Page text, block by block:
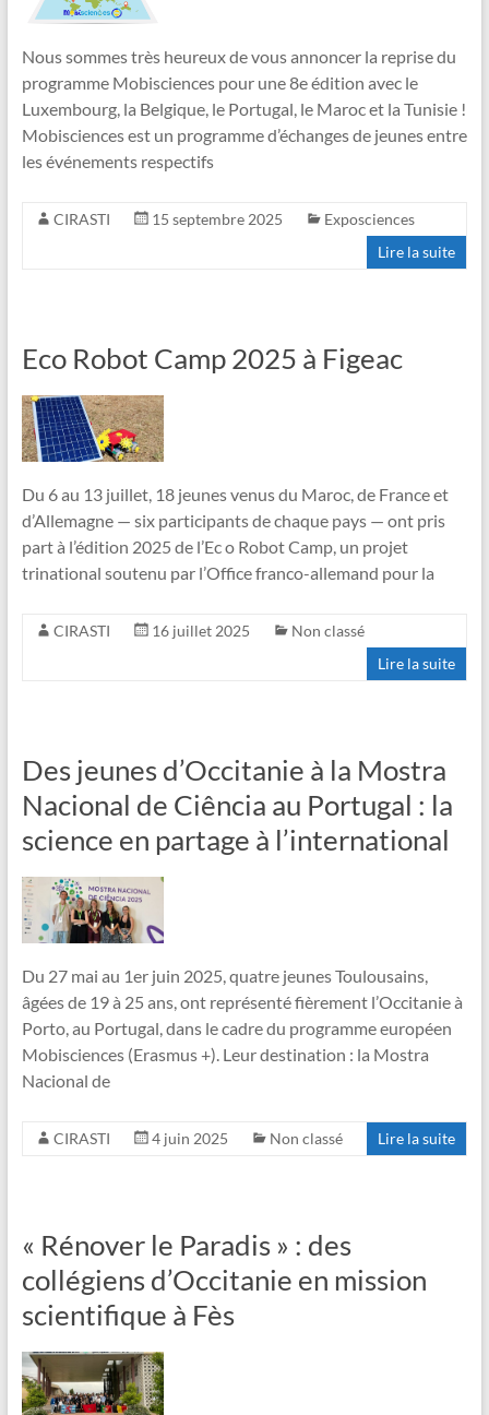
Nous sommes très heureux de vous annoncer la reprise du
programme Mobisciences pour une 8e édition avec le
Luxembourg, la Belgique, le Portugal, le Maroc et la Tunisie !
Mobisciences est un programme d’échanges de jeunes entre
les événements respectifs
CIRASTI 15 septembre 2025
Exposciences
Lire la suite
Eco Robot Camp 2025 à Figeac
Du 6 au 13 juillet, 18 jeunes venus du Maroc, de France et
d’Allemagne — six participants de chaque pays — ont pris
part à l’édition 2025 de l’Ec o Robot Camp, un projet
trinational soutenu par l’Office franco-allemand pour la
CIRASTI 16 juillet 2025
Non classé
Lire la suite
Des jeunes d’Occitanie à la Mostra
Nacional de Ciência au Portugal : la
science en partage à l’international
Du 27 mai au 1er juin 2025, quatre jeunes Toulousains,
âgées de 19 à 25 ans, ont représenté fièrement l’Occitanie à
Porto, au Portugal, dans le cadre du programme européen
Mobisciences (Erasmus +). Leur destination : la Mostra
Nacional de
CIRASTI 4 juin 2025 Non classé Lire la suite
« Rénover le Paradis » : des
collégiens d’Occitanie en mission
scientifique à Fès